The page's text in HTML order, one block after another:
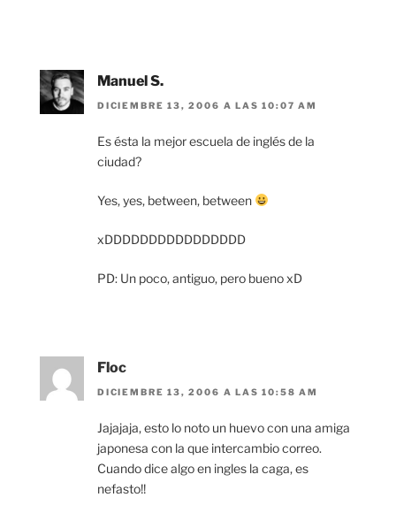
Manuel S.
DICIEMBRE 13, 2006 A LAS 10:07 AM
Es ésta la mejor escuela de inglés de la
ciudad?
Yes, yes, between, between
xDDDDDDDDDDDDDDDD
PD: Un poco, antiguo, pero bueno xD
Floc
DICIEMBRE 13, 2006 A LAS 10:58 AM
Jajajaja, esto lo noto un huevo con una amiga
japonesa con la que intercambio correo.
Cuando dice algo en ingles la caga, es
nefasto!!